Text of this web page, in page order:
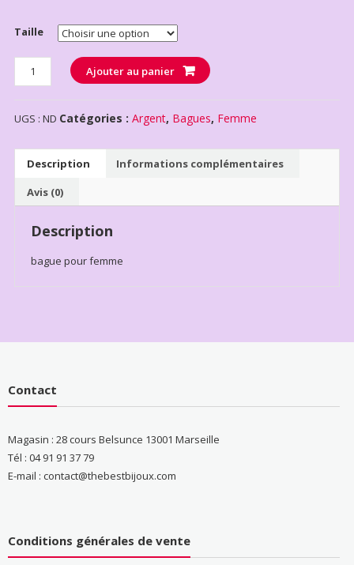
Taille
Quantité Ajouter au panier
UGS : ND Catégories : Argent, Bagues, Femme
Description
Informations complémentaires
Avis (0)
Description
bague pour femme
Contact
Magasin : 28 cours Belsunce 13001 Marseille
Tél : 04 91 91 37 79
E-mail : contact@thebestbijoux.com
Conditions générales de vente